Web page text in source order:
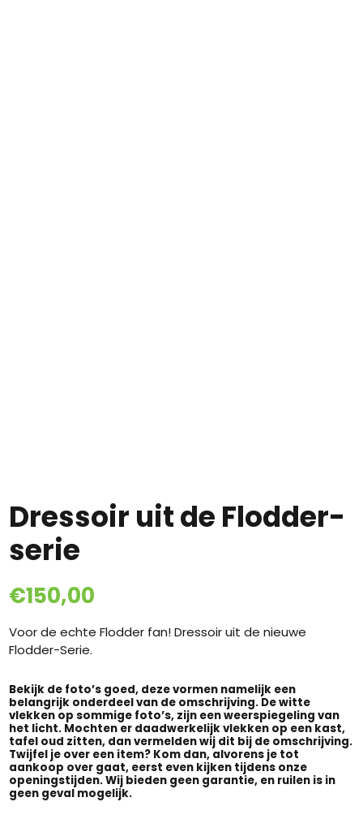
Dressoir uit de Flodder-
serie
€150,00
Voor de echte Flodder fan! Dressoir uit de nieuwe
Flodder-Serie.
Bekijk de foto’s goed, deze vormen namelijk een
belangrijk onderdeel van de omschrijving. De witte
vlekken op sommige foto’s, zijn een weerspiegeling van
het licht. Mochten er daadwerkelijk vlekken op een kast,
tafel oud zitten, dan vermelden wij dit bij de omschrijving.
Twijfel je over een item? Kom dan, alvorens je tot
aankoop over gaat, eerst even kijken tijdens onze
openingstijden. Wij bieden geen garantie, en ruilen is in
geen geval mogelijk.